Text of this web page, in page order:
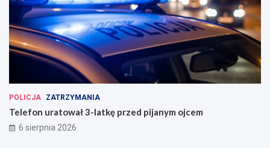
POLICJA ZATRZYMANIA
Telefon uratował 3-latkę przed pijanym ojcem
6 sierpnia 2026